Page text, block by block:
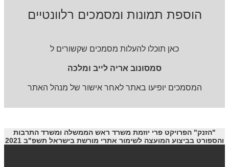
הוספת תמונות ומסמכים רלוונטיים
כאן תוכלו להעלות מסמכים שקשורים ל
סמסונוב אריה לייב ומלכה
המסמכים יופיעו באתר לאחר אישור של מנהל האתר
"הזנק" הפרויקט פרי יוזמת משרד ראש הממשלה ומשרד התרבות
והספורט בביצוע המועצה לשימור אתרי מורשת בישראל תשפ"ב 2021